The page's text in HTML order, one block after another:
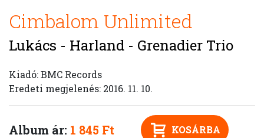
Cimbalom Unlimited
Lukács - Harland - Grenadier Trio
Kiadó: BMC Records
Eredeti megjelenés: 2016. 11. 10.
Album ár: 1 845 Ft KOSÁRBA